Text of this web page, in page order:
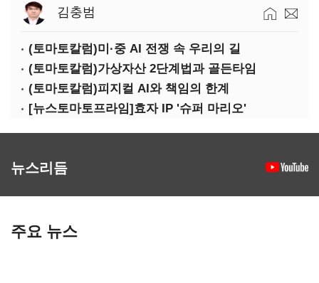
김충범
(토마토칼럼)미·중 AI 전쟁 속 우리의 길
(토마토칼럼)가상자산 2단계법과 골든타임
(토마토칼럼)피지컬 AI와 책임의 한계
[뉴스토마토프라임]효자 IP '슈퍼 마리오'
뉴스리듬
주요 뉴스